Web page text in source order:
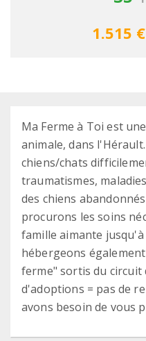
1.515 €
Ma Ferme à Toi est
animale, dans
chiens/chats
traumatismes,
des chiens
procurons les soins
famille aimante
hébergeons
ferme" sortis du circuit
d'adoptions = pas de
avons besoin de vous